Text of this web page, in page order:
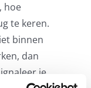
hoe
te keren.
binnen
dan
ignaleer je